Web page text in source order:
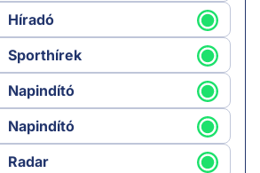
Híradó
Sporthírek
Napindító
Napindító
Radar